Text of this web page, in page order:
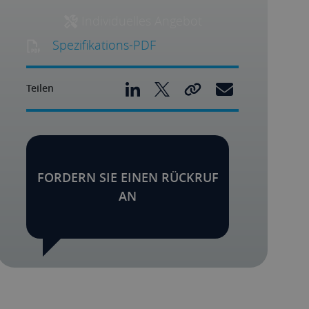
Spezifikations-PDF
Teilen
FORDERN SIE EINEN RÜCKRUF
AN